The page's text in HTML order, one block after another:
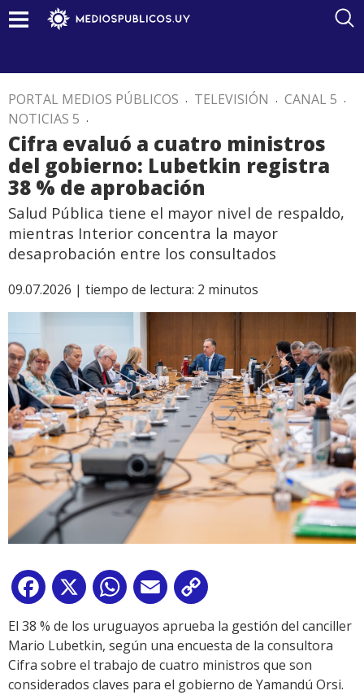
PORTAL MEDIOS PÚBLICOS . TELEVISIÓN . CANAL 5 .
NOTICIAS 5 .
Cifra evaluó a cuatro ministros
del gobierno: Lubetkin registra
38 % de aprobación
Salud Pública tiene el mayor nivel de respaldo,
mientras Interior concentra la mayor
desaprobación entre los consultados
09.07.2026 | tiempo de lectura: 2 minutos
Facebook
X WhatsApp
Email
Link
El 38 % de los uruguayos aprueba la gestión del canciller
Mario Lubetkin, según una encuesta de la consultora
Cifra sobre el trabajo de cuatro ministros que son
considerados claves para el gobierno de Yamandú Orsi.